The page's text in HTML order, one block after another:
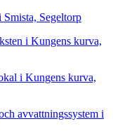
Smista, Segeltorp
i Kungens kurva,
i Kungens kurva,
avvattningssystem i